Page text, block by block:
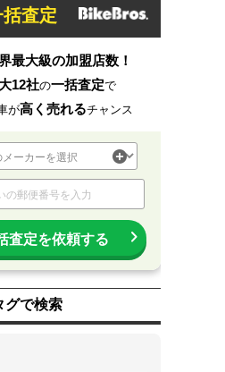
査定
最大級の加盟店数！
12社の一括査定で
が高く売れるチャンス
査定を依頼する
グで検索